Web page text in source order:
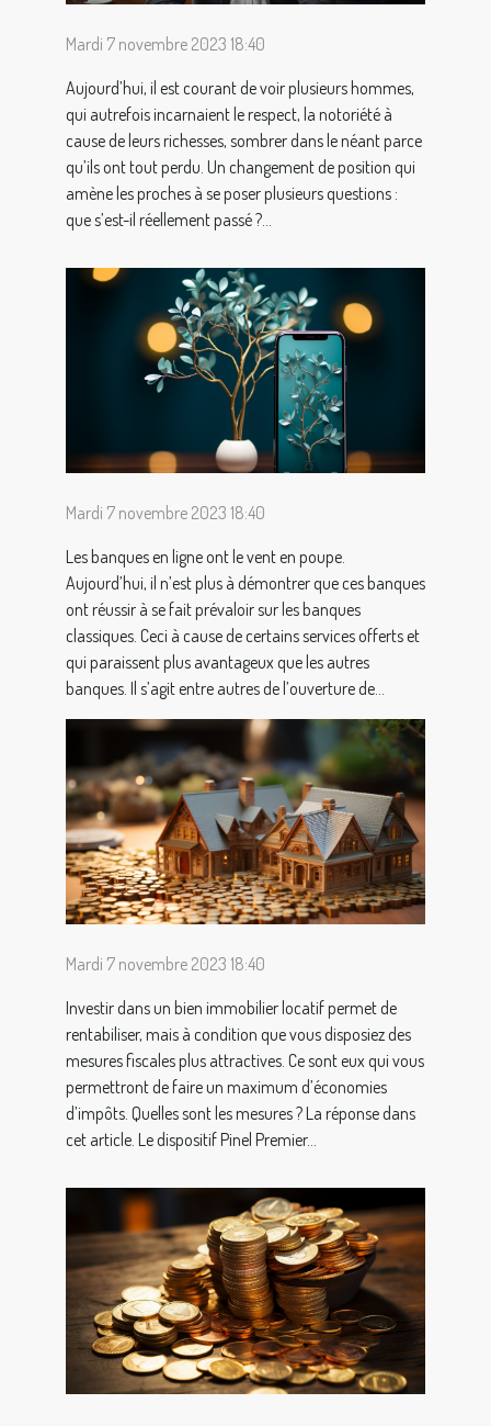
Mardi 7 novembre 2023 18:40
Aujourd’hui, il est courant de voir plusieurs hommes,
qui autrefois incarnaient le respect, la notoriété à
cause de leurs richesses, sombrer dans le néant parce
qu’ils ont tout perdu. Un changement de position qui
amène les proches à se poser plusieurs questions :
que s’est-il réellement passé ?...
Mardi 7 novembre 2023 18:40
Les banques en ligne ont le vent en poupe.
Aujourd’hui, il n’est plus à démontrer que ces banques
ont réussir à se fait prévaloir sur les banques
classiques. Ceci à cause de certains services offerts et
qui paraissent plus avantageux que les autres
banques. Il s’agit entre autres de l’ouverture de...
Mardi 7 novembre 2023 18:40
Investir dans un bien immobilier locatif permet de
rentabiliser, mais à condition que vous disposiez des
mesures fiscales plus attractives. Ce sont eux qui vous
permettront de faire un maximum d’économies
d’impôts. Quelles sont les mesures ? La réponse dans
cet article. Le dispositif Pinel Premier...